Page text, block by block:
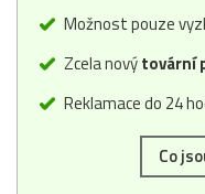
Možnost pouze
Zcela novýtovární
Reklamace do 24
Co